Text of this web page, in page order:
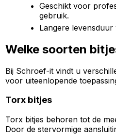
Geschikt voor
gebruik.
Langere
Welke soorten
Bij Schroef-it vindt u
voor uiteenlopende
Torx bitjes
Torx bitjes behoren tot de
Door de stervormige